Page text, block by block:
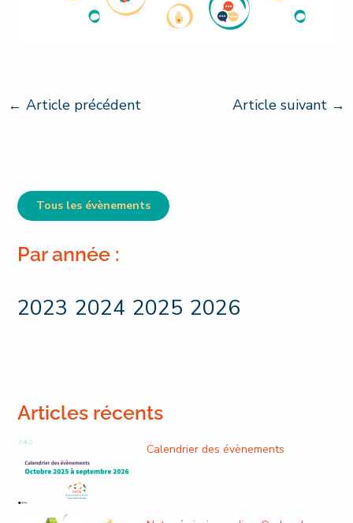
← Article précédent Article suivant →
Tous les évènements
Par année :
2023 2024 2025 2026
Articles récents
Calendrier des évènements